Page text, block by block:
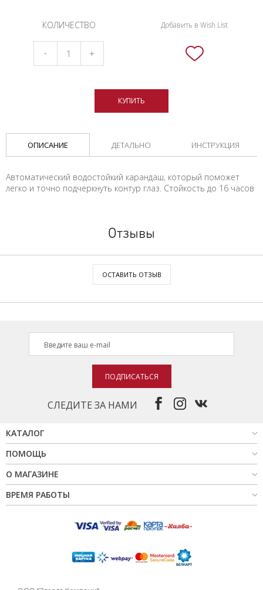
КОЛИЧЕСТВО
- +
КУПИТЬ
Добавить в Wish List
ОПИСАНИЕ ДЕТАЛЬНО ИНСТРУКЦИЯ
Автоматический водостойкий карандаш, который поможет
легко и точно подчеркнуть контур глаз. Стойкость до 16 часов
Отзывы
ОСТАВИТЬ ОТЗЫВ
СЛЕДИТЕ ЗА НАМИ
ПОДПИСАТЬСЯ
КАТАЛОГ
ПОМОЩЬ
О МАГАЗИНЕ
ВРЕМЯ РАБОТЫ